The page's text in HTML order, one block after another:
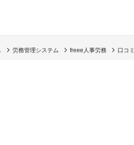
労務管理システム freee人事労務 口コ